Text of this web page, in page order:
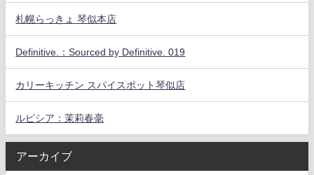
札幌らっきょ 琴似本店
Definitive.：Sourced by Definitive. 019
カリーキッチン スパイスポット琴似店
ルピシア：茉莉春毫
アーカイブ